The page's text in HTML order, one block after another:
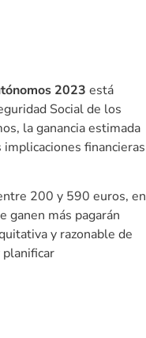
2023 está
Social de los
la ganancia estimada
financieras
200 y 590 euros, en
ganen más pagarán
y razonable de